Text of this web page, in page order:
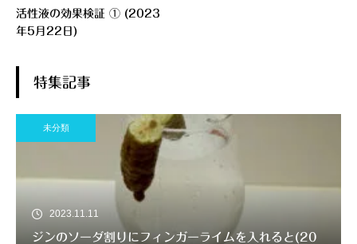
活性液の効果検証 ① (2023
年5月22日)
特集記事
未分類
2023.11.11
ジンのソーダ割りにフィンガーライムを入れると(20